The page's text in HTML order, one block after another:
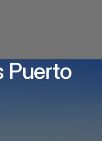
Puerto